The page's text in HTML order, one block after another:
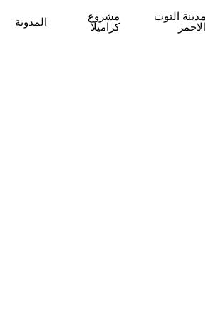
مدينة التوت
الاحمر
مشروع
كراميلا
المدونة